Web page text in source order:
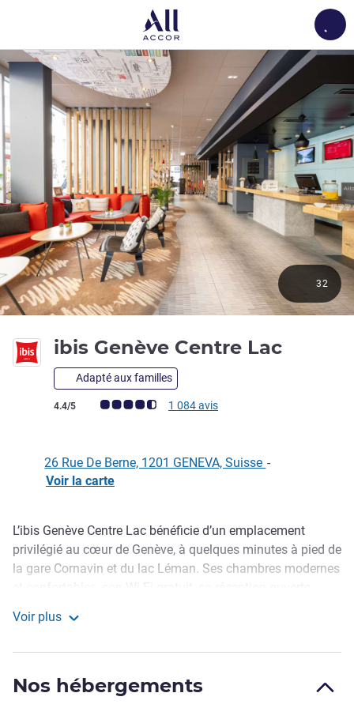
ibis Genève Centre Lac
Adapté aux familles
Note Avis clients (Note ALL)
4.4/5 1 084 avis
32
26 Rue De Berne, 1201 GENEVA, Suisse -
Voir la carte
Description
L’ibis Genève Centre Lac bénéficie d’un emplacement
privilégié au cœur de Genève, à quelques minutes à pied de
la gare Cornavin et du lac Léman. Ses chambres modernes
voyageurs d’affaires comme des touristes. L’hôtel offre un
Séjournez à l’ibis Genève Centre Lac, idéalement situé au
Voir plus
Nos hébergements